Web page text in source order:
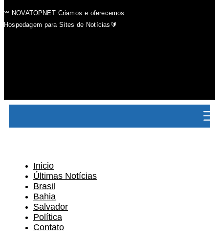
℠ NOVATOPNET Criamos e oferecemos
Hospedagem para Sites de Notícias🔰
Inicio
Últimas Notícias
Brasil
Bahia
Salvador
Política
Contato